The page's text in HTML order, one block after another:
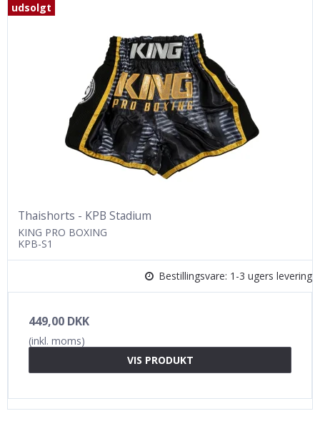
udsolgt
Thaishorts - KPB Stadium
KING PRO BOXING
KPB-S1
Bestillingsvare: 1-3 ugers levering
449,00 DKK
(inkl. moms)
VIS PRODUKT